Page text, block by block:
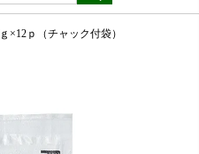
×12ｐ（チャック付袋）